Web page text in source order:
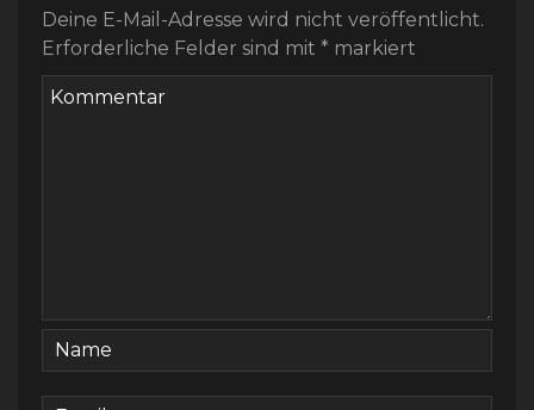
Deine E-Mail-Adresse wird nicht veröffentlicht.
Erforderliche Felder sind mit * markiert